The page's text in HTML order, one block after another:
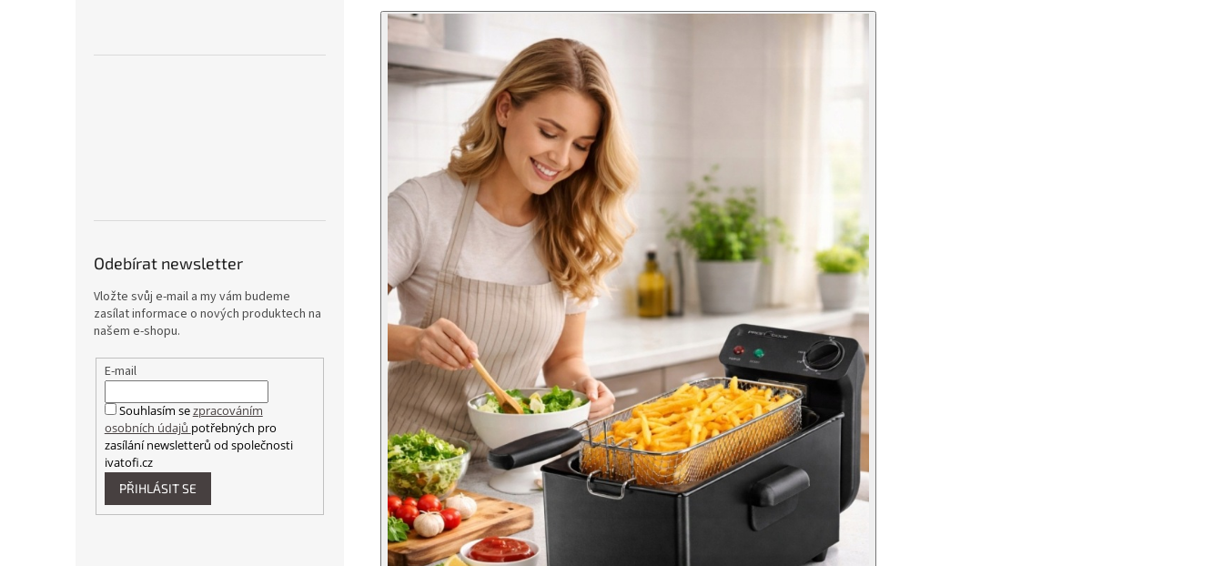
Odebírat newsletter
Vložte svůj e-mail a my vám budeme
zasílat informace o nových produktech na
našem e-shopu.
E-mail
Souhlasím sezpracováním
osobních údajů potřebných pro
zasílání newsletterů od společnosti
ivatofi.cz
PŘIHLÁSIT SE